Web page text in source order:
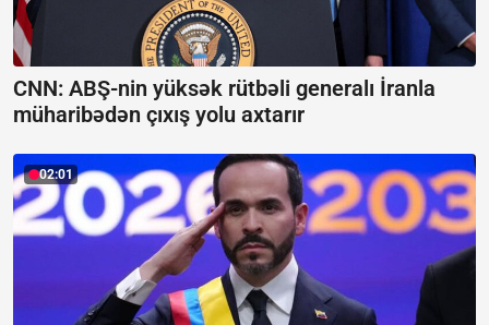
CNN: ABŞ-nin yüksək rütbəli generalı İranla
müharibədən çıxış yolu axtarır
02:01